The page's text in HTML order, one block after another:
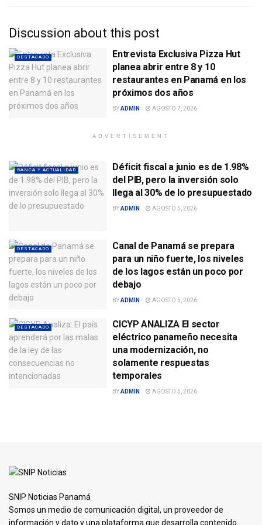
Discussion about this post
DESTACADO
Entrevista Exclusiva Pizza Hut
planea abrir entre 8 y 10
restaurantes en Panamá en los
próximos dos años
BYADMIN AGOSTO 7, 2026
ADVERTISEMENT
BANCA Y ACTUALIDAD
Déficit fiscal a junio es de 1.98%
del PIB, pero la inversión solo
llega al 30% de lo presupuestado
BYADMIN AGOSTO 5, 2026
DESTACADO
Canal de Panamá se prepara
para un niño fuerte, los niveles
de los lagos están un poco por
debajo
BYADMIN AGOSTO 5, 2026
DESTACADO
CICYP ANALIZA El sector
eléctrico panameño necesita
una modernización, no
solamente respuestas
temporales
BYADMIN AGOSTO 5, 2026
SNIP Noticias Panamá
Somos un medio de comunicación digital, un proveedor de
información y dato y una plataforma que desarrolla contenido